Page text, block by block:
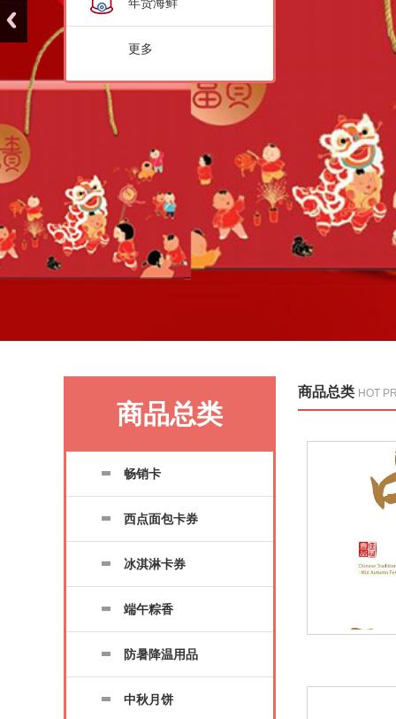
更多
商品总类
畅销卡
西点面包卡券
冰淇淋卡券
端午粽香
防暑降温用品
中秋月饼
商品总类 HOT